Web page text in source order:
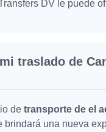
DV le puede
traslado de
de transporte de el
brindará una nueva